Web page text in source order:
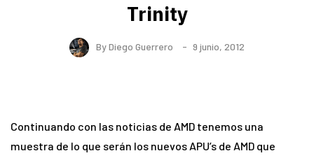
Trinity
ByDiego Guerrero 9 junio, 2012
Continuando con las noticias de AMD tenemos una
muestra de lo que serán los nuevos APU’s de AMD que